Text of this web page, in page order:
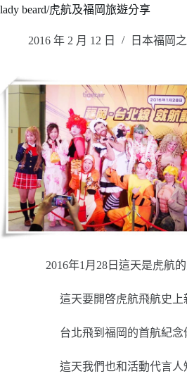
lady beard/虎航及福岡旅遊分享
2016 年 2 月 12 日 日本福岡
2016年1月28日這天是虎航
這天要開啓虎航飛航史上
台北飛到福岡的首航紀念
這天我們也和活動代言人